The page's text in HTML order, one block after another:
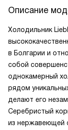
Описание
Холодильник
в Болгарии и
собой
однокамерный
рядом
делают его
Серебристый
из нержавеющей